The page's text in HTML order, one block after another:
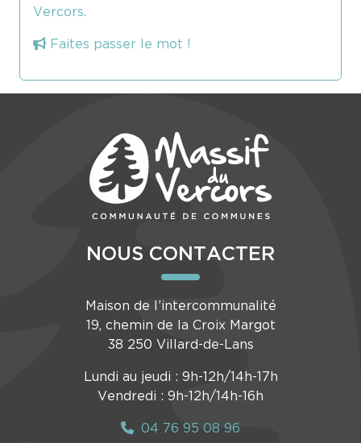
Vercors.
Faites passer le mot !
NOUS CONTACTER
Maison de l’intercommunalité
19, chemin de la Croix Margot
38 250 Villard-de-Lans
Lundi au jeudi : 9h-12h/14h-17h
Vendredi : 9h-12h/14h-16h
04 76 95 08 96